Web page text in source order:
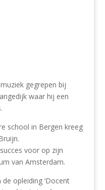
gegrepen bij
waar hij een
school in Bergen kreeg
voor op zijn
van Amsterdam.
opleiding ‘Docent